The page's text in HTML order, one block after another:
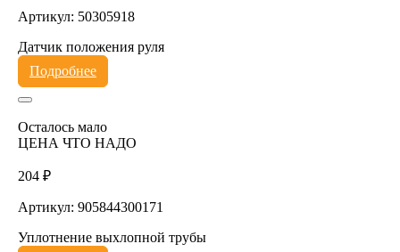
Артикул: 50305918
Датчик положения руля
Подробнее
Осталось мало
ЦЕНА ЧТО НАДО
204 ₽
Артикул: 905844300171
Уплотнение выхлопной трубы